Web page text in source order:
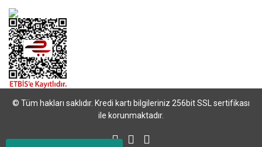
© Tüm hakları saklıdır. Kredi kartı bilgileriniz 256bit SSL sertifikası
ile korunmaktadır.